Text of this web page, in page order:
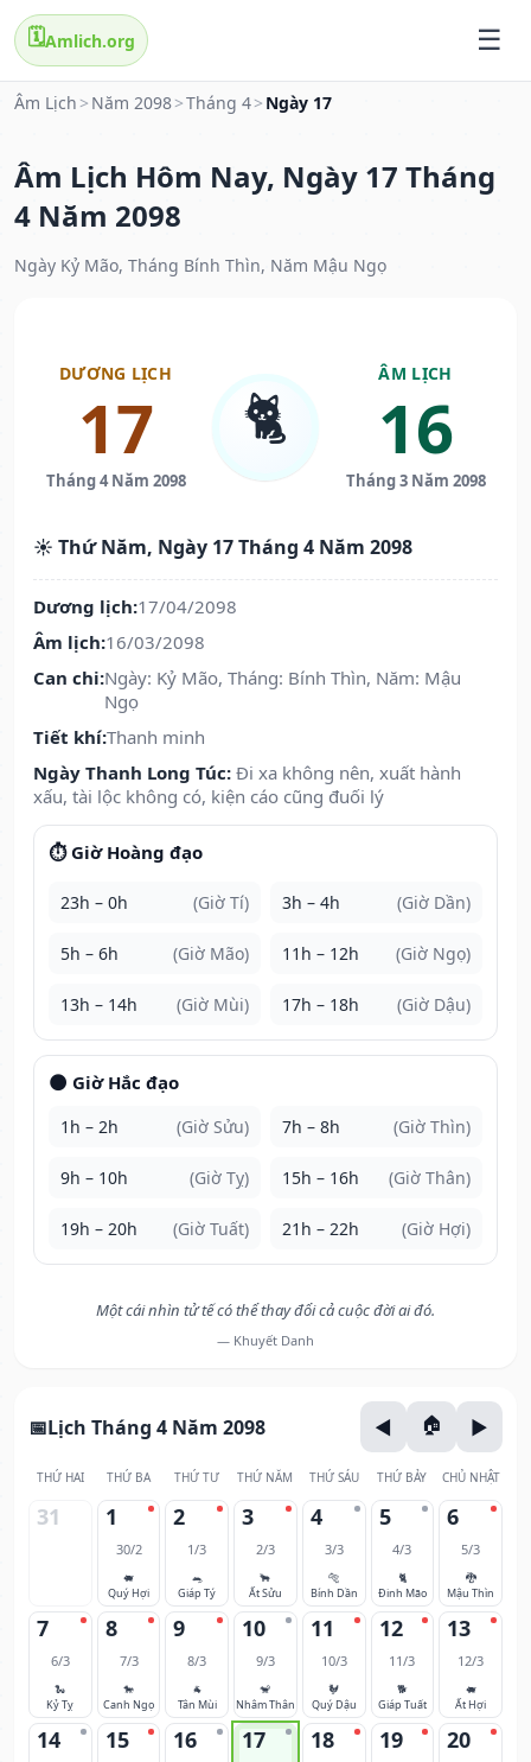
🗓️Amlich.org
Âm Lịch > Năm 2098>Tháng 4> Ngày 17
Âm Lịch Hôm Nay, Ngày 17 Tháng
4 Năm 2098
Ngày Kỷ Mão, Tháng Bính Thìn, Năm Mậu Ngọ
DƯƠNG LỊCH
17
Tháng 4 Năm 2098
🐈
ÂM LỊCH
16
Tháng 3 Năm 2098
☀️ Thứ Năm, Ngày 17 Tháng 4 Năm 2098
Dương lịch:17/04/2098
Âm lịch:16/03/2098
Can chi:Ngày: Kỷ Mão, Tháng: Bính Thìn, Năm: Mậu
Ngọ
Tiết khí:Thanh minh
Ngày Thanh Long Túc: Đi xa không nên, xuất hành
xấu, tài lộc không có, kiện cáo cũng đuối lý
⏱️ Giờ Hoàng đạo
23h – 0h (Giờ Tí) 3h – 4h (Giờ Dần)
5h – 6h (Giờ Mão) 11h – 12h (Giờ Ngọ)
13h – 14h (Giờ Mùi) 17h – 18h (Giờ Dậu)
🌑 Giờ Hắc đạo
1h – 2h (Giờ Sửu) 7h – 8h (Giờ Thìn)
9h – 10h (Giờ Tỵ) 15h – 16h (Giờ Thân)
19h – 20h (Giờ Tuất) 21h – 22h (Giờ Hợi)
Một cái nhìn tử tế có thể thay đổi cả cuộc đời ai đó.
— Khuyết Danh
Lịch Tháng 4 Năm 2098
THỨ HAI THỨ BA THỨ TƯ THỨ NĂM THỨ SÁU THỨ BẢY CHỦ NHẬT
31 1
30/2
🐖
Quý Hợi
2
1/3
🐀
Giáp Tý
3
2/3
🐂
Ất Sửu
4
3/3
🐅
Bính Dần
5
4/3
🐈
Đinh Mão
6
5/3
🐉
Mậu Thìn
7
6/3
🐍
Kỷ Tỵ
8
7/3
🐎
Canh Ngọ
9
8/3
🐐
Tân Mùi
10
9/3
🐒
Nhâm Thân
11
10/3
🐓
Quý Dậu
12
11/3
🐕
Giáp Tuất
13
12/3
🐖
Ất Hợi
14 15 16 17 18 19 20